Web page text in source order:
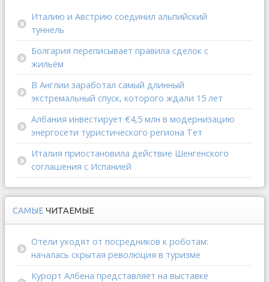
Италию и Австрию соединил альпийский
туннель
Болгария переписывает правила сделок с
жильём
В Англии заработал самый длинный
экстремальный спуск, которого ждали 15 лет
Албания инвестирует €4,5 млн в модернизацию
энергосети туристического региона Тет
Италия приостановила действие Шенгенского
соглашения с Испанией
САМЫЕ ЧИТАЕМЫЕ
Отели уходят от посредников к роботам:
началась скрытая революция в туризме
Курорт Албена представляет на выставке